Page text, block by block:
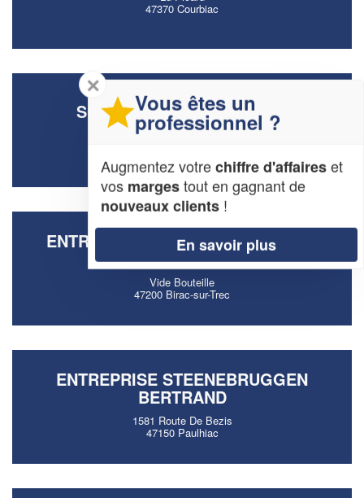
47370 Courbiac
SOCIÉTÉ BOUZIANE BILAL
3 Rue Louis Vivent
ENTREPRISE ETS LALIMANT & CIE
ARBA 47 (SARL)
Vide Bouteille
47200 Birac-sur-Trec
ENTREPRISE STEENEBRUGGEN
BERTRAND
1581 Route De Bezis
47150 Paulhiac
✕
Vous êtes un
professionnel ?
Augmentez votrechiffre d'affaireset
vos margestout en gagnant de
nouveaux clients !
En savoir plus